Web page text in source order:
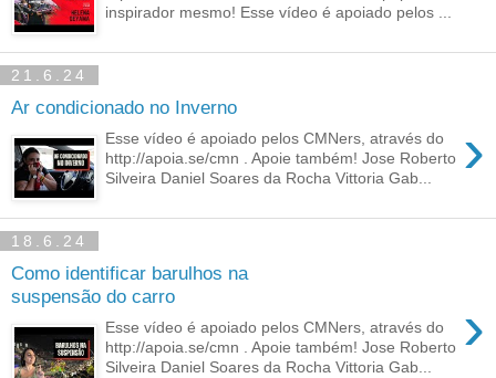
inspirador mesmo! Esse vídeo é apoiado pelos ...
21.6.24
Ar condicionado no Inverno
›
Esse vídeo é apoiado pelos CMNers, através do
http://apoia.se/cmn . Apoie também! Jose Roberto
Silveira Daniel Soares da Rocha Vittoria Gab...
18.6.24
Como identificar barulhos na
suspensão do carro
›
Esse vídeo é apoiado pelos CMNers, através do
http://apoia.se/cmn . Apoie também! Jose Roberto
Silveira Daniel Soares da Rocha Vittoria Gab...